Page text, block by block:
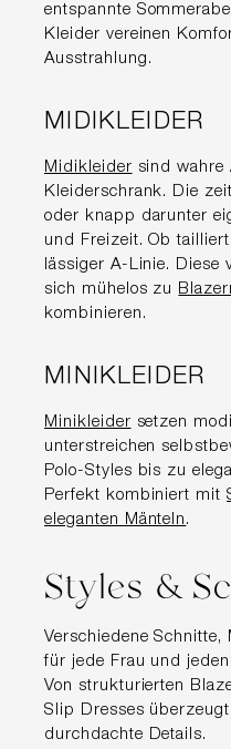
entspannte
Kleider vereinen
Ausstrahlung.
MIDIKLEIDER
Midikleider sind wahre
Kleiderschrank. Die
oder knapp darunter
und Freizeit. Ob
lässiger A-Linie. Diese
sich mühelos zu
kombinieren.
MINIKLEIDER
Minikleider setzen
unterstreichen
Polo-Styles bis zu
Perfekt kombiniert mit
eleganten Mänteln .
Styles &
Verschiedene
für jede Frau und
Von strukturierten
Slip Dresses
durchdachte Details.